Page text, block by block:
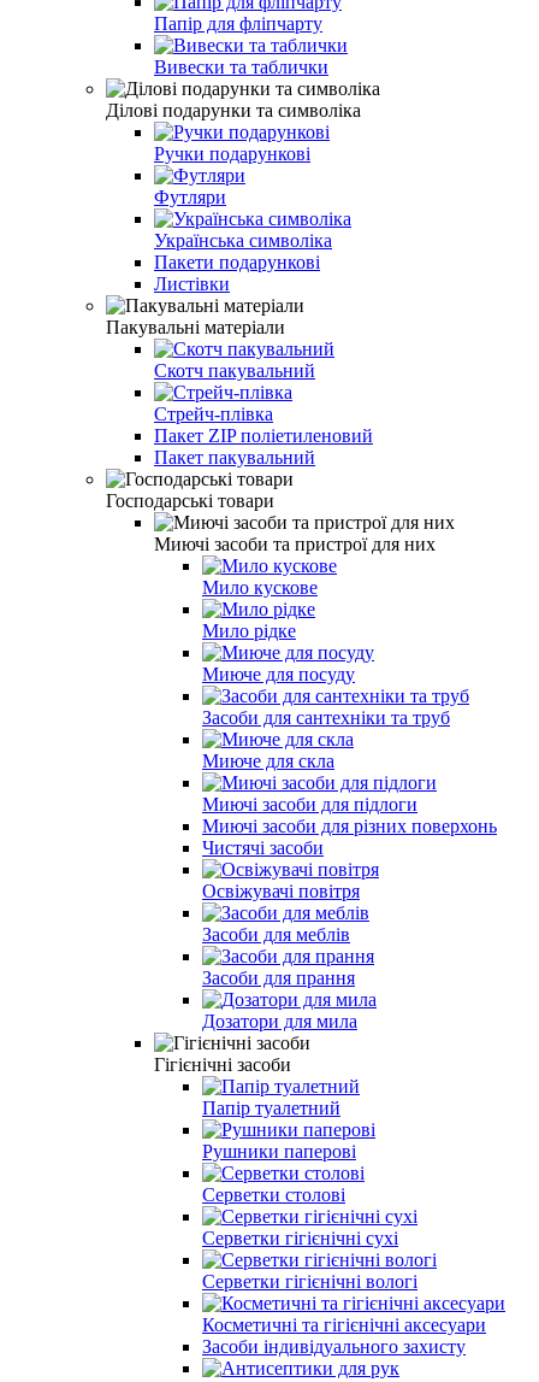
Папір для фліпчарту
Вивески та таблички
Ділові подарунки та символіка
Ручки подарункові
Футляри
Українська символіка
Пакети подарунковi
Листiвки
Пакувальні матеріали
Скотч пакувальний
Стрейч-плівка
Пакет ZIP полiетиленовий
Пакет пакувальний
Господарські товари
Миючі засоби та пристрої для них
Мило кускове
Мило рiдке
Миюче для посуду
Засоби для сантехніки та труб
Миюче для скла
Миючi засоби для пiдлоги
Миючі засоби для різних поверхонь
Чистячi засоби
Освiжувачi повiтря
Засоби для меблiв
Засоби для прання
Дозатори для мила
Гігієнічні засоби
Папiр туалетний
Рушники паперовi
Серветки столовi
Серветки гiгiєнiчнi сухi
Серветки гiгiєнiчнi вологi
Косметичні та гігієнічні аксесуари
Засоби індивідуального захисту